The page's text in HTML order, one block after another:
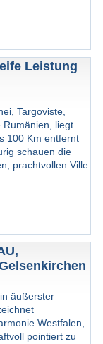
Leistung
Targoviste,
liegt
100 Km entfernt
schauen die
prachtvollen Ville
äußerster
Westfalen,
pointiert zu